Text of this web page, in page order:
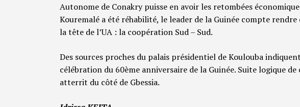
Autonome de Conakry puisse en avoir les retombées
Kouremalé a été réhabilité, le leader de la Guinée compte
la tête de l’UA : la coopération Sud – Sud.
Des sources proches du palais présidentiel de Koulouba
célébration du 60ème anniversaire de la Guinée. Suite logique
atterrit du côté de Gbessia.